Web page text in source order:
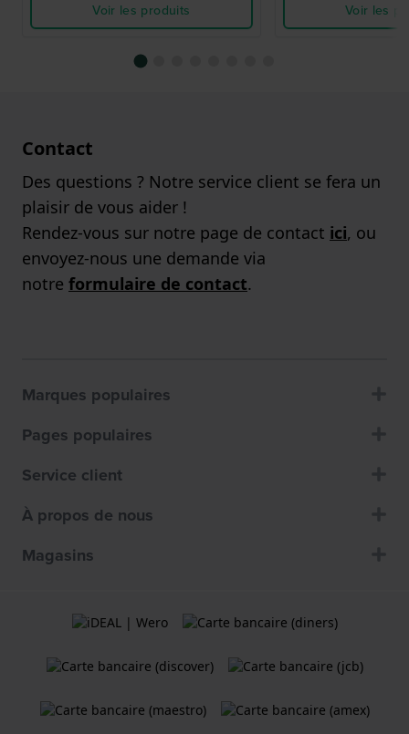
Voir les produits
Voir les
Contact
Des questions ? Notre service client se fera un
plaisir de vous aider !
Rendez-vous sur notre page de contact ici, ou
envoyez-nous une demande via
notre formulaire de contact.
Marques populaires
Pages populaires
Service client
À propos de nous
Magasins